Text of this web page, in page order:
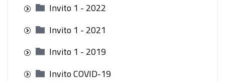
Invito 1 - 2022
Invito 1 - 2021
Invito 1 - 2019
Invito COVID-19